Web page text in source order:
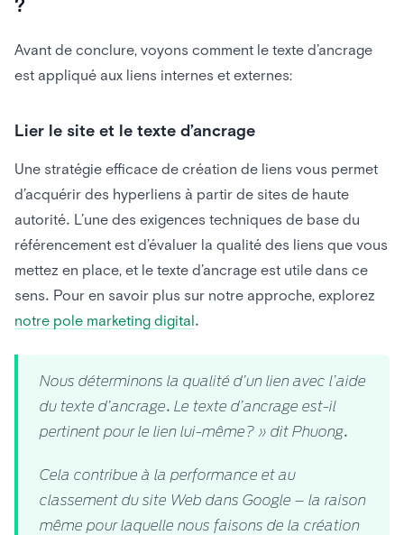
Avant de conclure, voyons comment le texte d’ancrage
est appliqué aux liens internes et externes:
Lier le site et le texte d’ancrage
Une stratégie efficace de création de liens vous permet
d’acquérir des hyperliens à partir de sites de haute
autorité. L’une des exigences techniques de base du
référencement est d’évaluer la qualité des liens que vous
mettez en place, et le texte d’ancrage est utile dans ce
sens. Pour en savoir plus sur notre approche, explorez
notre pole marketing digital.
Nous déterminons la qualité d’un lien avec l’aide
du texte d’ancrage. Le texte d’ancrage est-il
pertinent pour le lien lui-même? » dit Phuong.
Cela contribue à la performance et au
classement du site Web dans Google – la raison
même pour laquelle nous faisons de la création